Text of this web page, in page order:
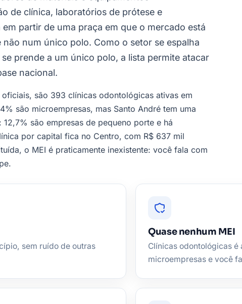
de clínica, laboratórios de prótese e
partir de uma praça em que o mercado está
num único polo. Como o setor se espalha
prende a um único polo, a lista permite atacar
nacional.
são 393 clínicas odontológicas ativas em
são microempresas, mas Santo André tem uma
são empresas de pequeno porte e há
por capital fica no Centro, com R$ 637 mil
o MEI é praticamente inexistente: você fala com
sem ruído de outras
Quase nenhum MEI
Clínicas odontológicas
microempresas e você